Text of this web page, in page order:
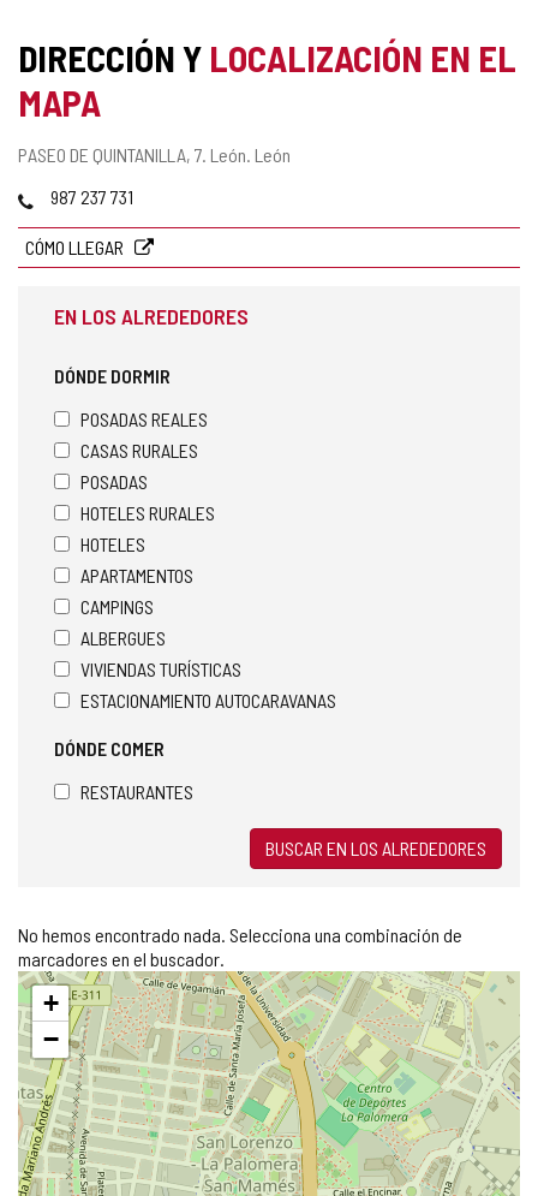
DIRECCIÓN Y LOCALIZACIÓN EN EL
MAPA
Dirección
PASEO DE QUINTANILLA, 7. León. León
Teléfonos
987 237 731
CÓMO LLEGAR
EN LOS ALREDEDORES
DÓNDE DORMIR
POSADAS REALES
CASAS RURALES
POSADAS
HOTELES RURALES
HOTELES
APARTAMENTOS
CAMPINGS
ALBERGUES
VIVIENDAS TURÍSTICAS
ESTACIONAMIENTO AUTOCARAVANAS
DÓNDE COMER
RESTAURANTES
BUSCAR EN LOS ALREDEDORES
No hemos encontrado nada. Selecciona una combinación de
marcadores en el buscador.
Saltar
mapa
+
−